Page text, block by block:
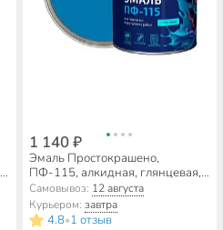
1 140 ₽
Эмаль Простокрашено,
ПФ-115, алкидная, глянцевая,
голубая, 2.7 кг
Самовывоз: 12 августа
Курьером: завтра
4.8•1 отзыв